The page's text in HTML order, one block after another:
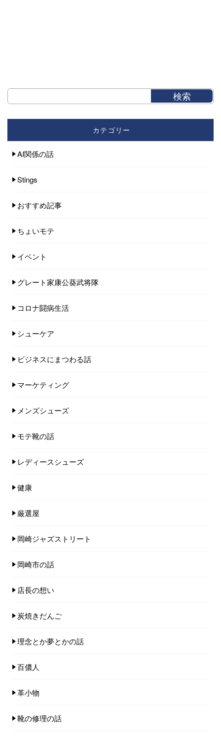
カテゴリー
AI関係の話
Stings
おすすめ記事
ちょいモテ
イベント
グレート家康公葵武将隊
コロナ闘病生活
シューケア
ビジネスにまつわる話
マーケティング
メンズシューズ
モテ靴の話
レディースシューズ
健康
厳選屋
岡崎ジャズストリート
岡崎市の話
店長の想い
炭焼きだんご
理念とか夢とかの話
百儂人
革小物
靴の修理の話